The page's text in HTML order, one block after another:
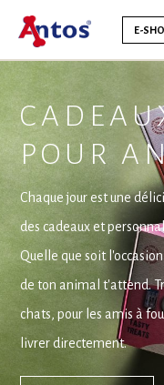
E-
POUR
Chaque jour est une
des cadeaux et
Quelle que soit
de ton animal t'attend.
chats, pour les amis à
livrer directement.